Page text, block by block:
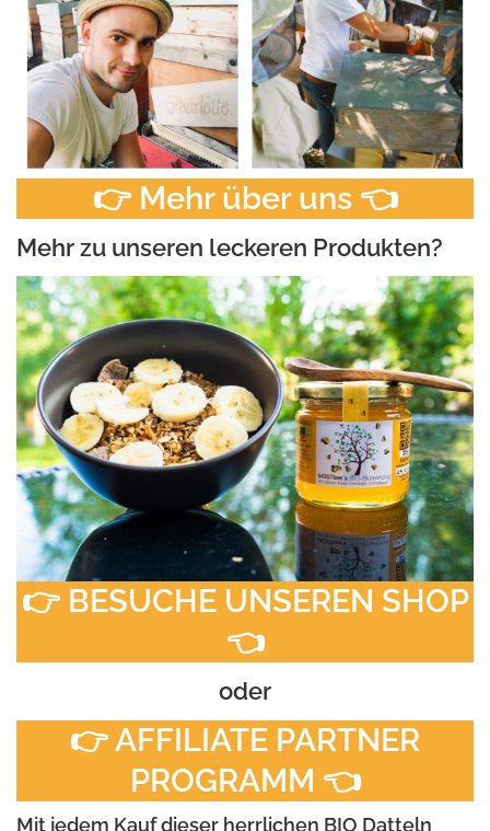
👉 Mehr über uns 👈
Mehr zu unseren leckeren Produkten?
👉 BESUCHE UNSEREN SHOP
👈
oder
👉 AFFILIATE PARTNER
PROGRAMM 👈
Mit jedem Kauf dieser herrlichen BIO Datteln